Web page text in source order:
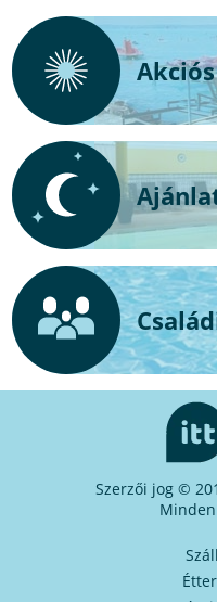
Szerzői jog ©